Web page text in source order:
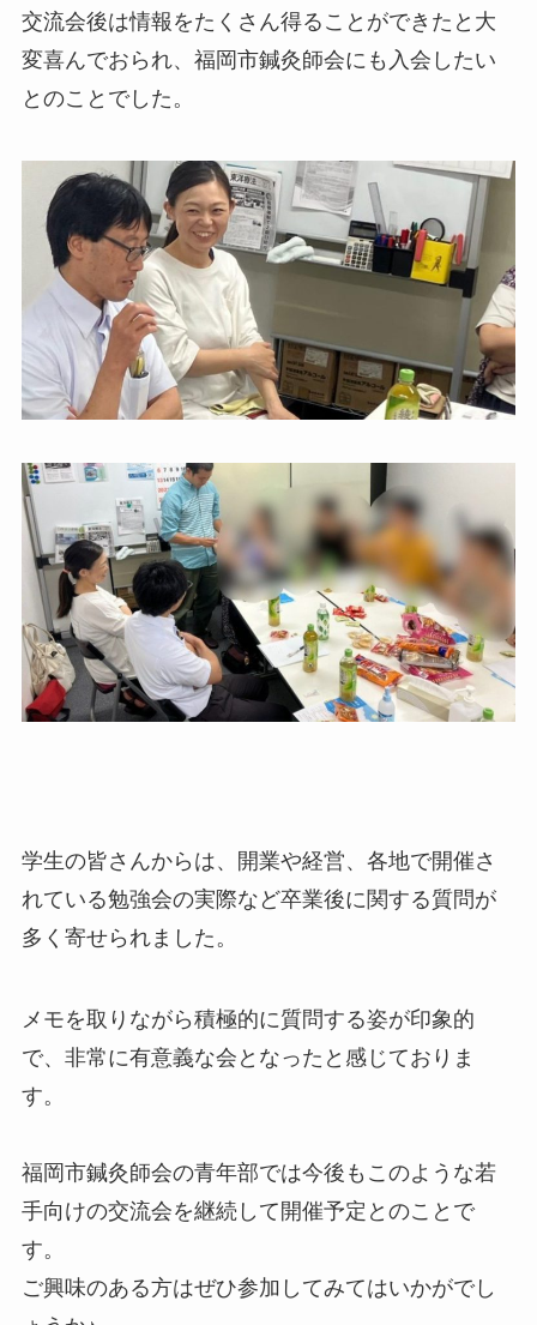
交流会後は情報をたくさん得ることができたと大
変喜んでおられ、福岡市鍼灸師会にも入会したい
とのことでした。
学生の皆さんからは、開業や経営、各地で開催さ
れている勉強会の実際など卒業後に関する質問が
多く寄せられました。
メモを取りながら積極的に質問する姿が印象的
で、非常に有意義な会となったと感じておりま
す。
福岡市鍼灸師会の青年部では今後もこのような若
手向けの交流会を継続して開催予定とのことで
す。
ご興味のある方はぜひ参加してみてはいかがでし